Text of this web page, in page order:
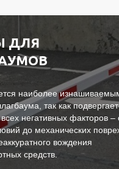
ДЛЯ
наиболее
так как
негативных факторов –
до механических
вождения
средств.